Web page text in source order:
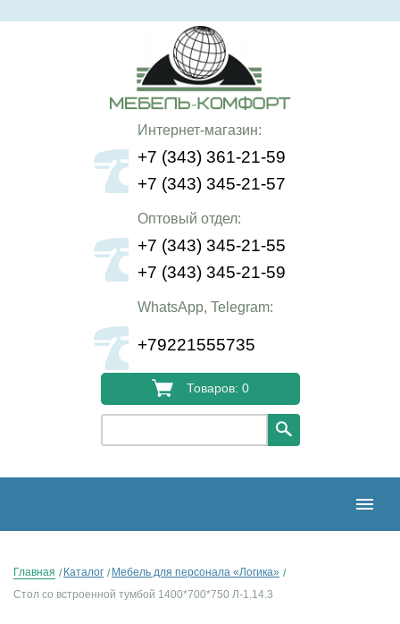
Главная Каталог
Мебель для персонала «Логика»
Стол со встроенной тумбой 1400*700*750 Л-1.14.3
Интернет-магазин:
+7 (343) 361-21-59
+7 (343) 345-21-57
Оптовый отдел:
+7 (343) 345-21-55
+7 (343) 345-21-59
WhatsApp, Telegram:
+79221555735
Товаров: 0